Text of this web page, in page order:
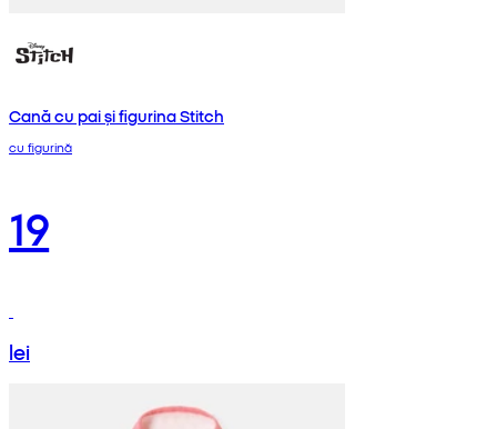
Cană cu pai și figurina Stitch
cu figurină
19
lei